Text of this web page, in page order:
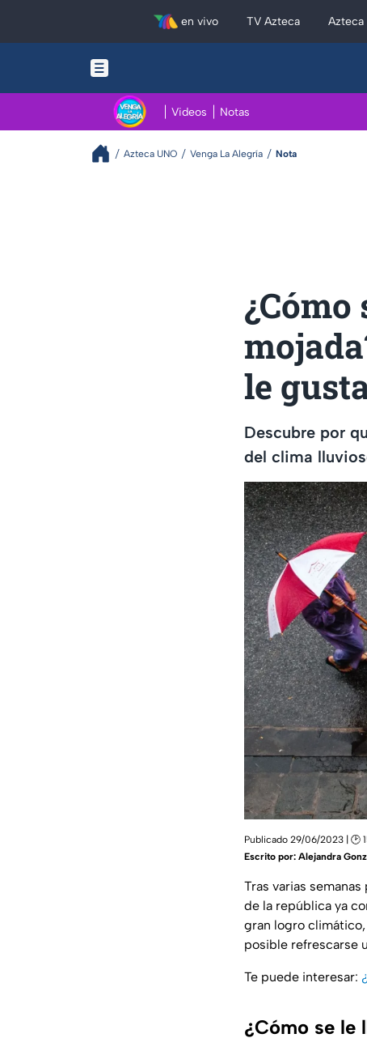
en vivo TV Azteca Azteca
Videos Notas
Azteca UNO Venga La Alegría Nota
le
Descubre por
del clima
Publicado 29/06/2023 | 🕑
Escrito por: Alejandra
Tras varias
de la república ya
gran logro
posible refrescarse
Te puede interesar:
¿Cómo se le